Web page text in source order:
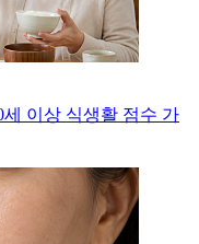
이상 식생활 점수 가